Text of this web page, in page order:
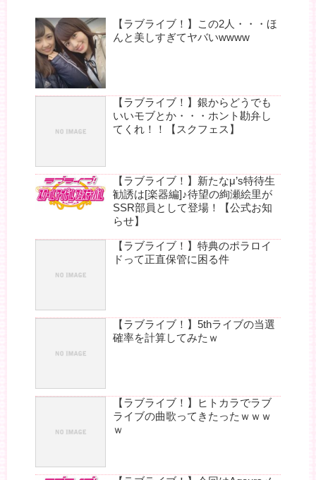
【ラブライブ！】この2人・・・ほ
んと美しすぎてヤバいwwww
【ラブライブ！】銀からどうでも
いいモブとか・・・ホント勘弁し
てくれ！！【スクフェス】
【ラブライブ！】新たなμ’s特待生
勧誘は[楽器編]♪待望の絢瀬絵里が
SSR部員として登場！【公式お知
らせ】
【ラブライブ！】特典のポラロイ
ドって正直保管に困る件
【ラブライブ！】5thライブの当選
確率を計算してみたｗ
【ラブライブ！】ヒトカラでラブ
ライブの曲歌ってきたったｗｗｗ
ｗ